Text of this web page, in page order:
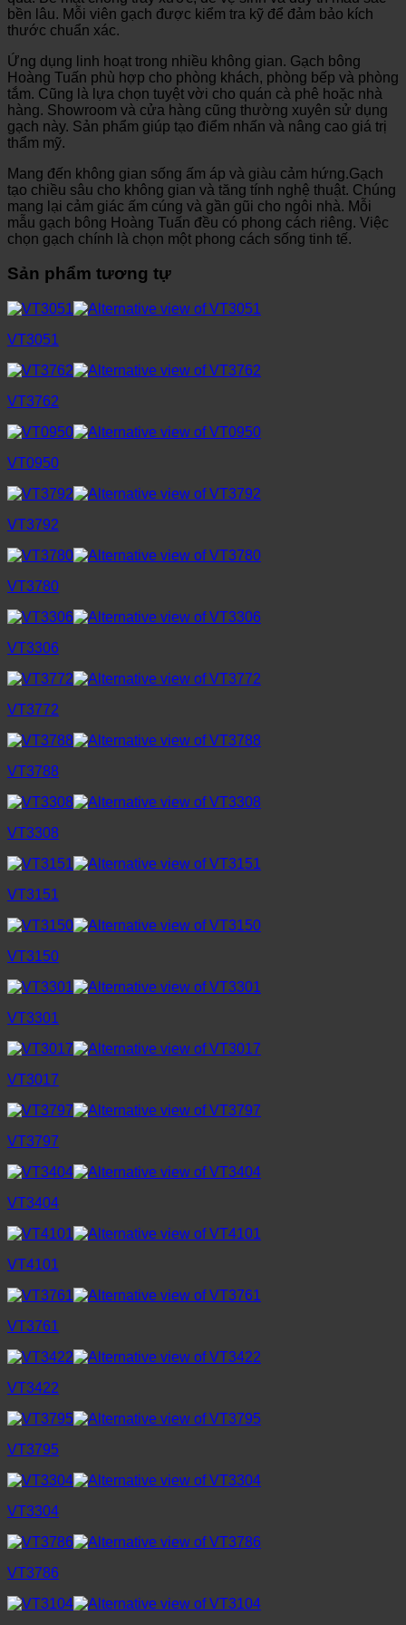
bền lâu. Mỗi viên gạch được kiểm tra kỹ để đảm bảo kích
thước chuẩn xác.
Ứng dụng linh hoạt trong nhiều không gian. Gạch bông
Hoàng Tuấn phù hợp cho phòng khách, phòng bếp và phòng
tắm. Cũng là lựa chọn tuyệt vời cho quán cà phê hoặc nhà
hàng. Showroom và cửa hàng cũng thường xuyên sử dụng
gạch này. Sản phẩm giúp tạo điểm nhấn và nâng cao giá trị
thẩm mỹ.
Mang đến không gian sống ấm áp và giàu cảm hứng.Gạch
tạo chiều sâu cho không gian và tăng tính nghệ thuật. Chúng
mang lại cảm giác ấm cúng và gần gũi cho ngôi nhà. Mỗi
mẫu gạch bông Hoàng Tuấn đều có phong cách riêng. Việc
chọn gạch chính là chọn một phong cách sống tinh tế.
Sản phẩm tương tự
VT3051
VT3762
VT0950
VT3792
VT3780
VT3306
VT3772
VT3788
VT3308
VT3151
VT3150
VT3301
VT3017
VT3797
VT3404
VT4101
VT3761
VT3422
VT3795
VT3304
VT3786